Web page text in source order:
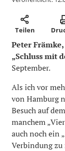
Teilen
Peter
„Schluss mit
September.
Als ich vor
von Hamburg
Besuch auf
manchem
auch noch ein
Verbindung